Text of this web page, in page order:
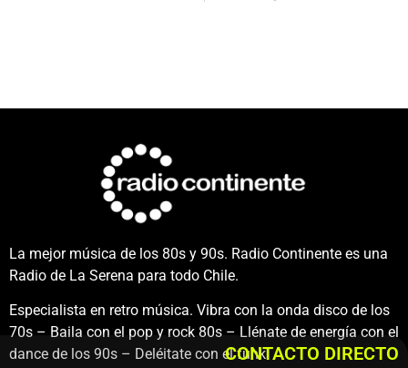
La mejor música de los 80s y 90s. Radio Continente es una
Radio de La Serena para todo Chile.
Especialista en retro música. Vibra con la onda disco de los
70s – Baila con el pop y rock 80s – Llénate de energía con el
dance de los 90s – Deléitate con el funk.CONTACTO DIRECTO